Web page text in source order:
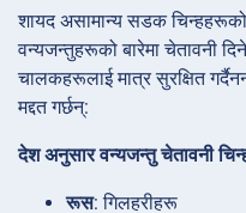
शायद असामान्य सडक
वन्यजन्तुहरूको बारेमा चेतावनी
चालकहरूलाई मात्र सुरक्षित
मद्दत गर्छन्:
देश अनुसार वन्यजन्तु चेतावनी
रूस: गिलहरीहरू